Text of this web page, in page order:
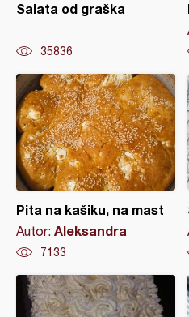
Salata od graška
35836
Pita na kašiku, na mast
Autor: Aleksandra
7133